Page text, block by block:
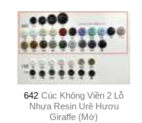
642 Cúc Không Viền 2 Lỗ
Nhựa Resin Urê Hươu
Giraffe (Mờ)